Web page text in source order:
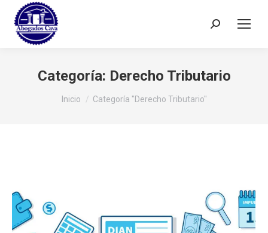
Buscar:
Categoría: Derecho Tributario
Estás aquí:
Inicio Categoría "Derecho Tributario"